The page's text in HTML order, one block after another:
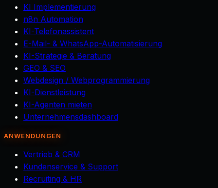
KI Implementierung
n8n Automation
KI-Telefonassistent
E-Mail- & WhatsApp-Automatisierung
KI-Strategie & Beratung
GEO & SEO
Webdesign / Webprogrammierung
KI-Dienstleistung
KI-Agenten mieten
Unternehmensdashboard
ANWENDUNGEN
Vertrieb & CRM
Kundenservice & Support
Recruiting & HR